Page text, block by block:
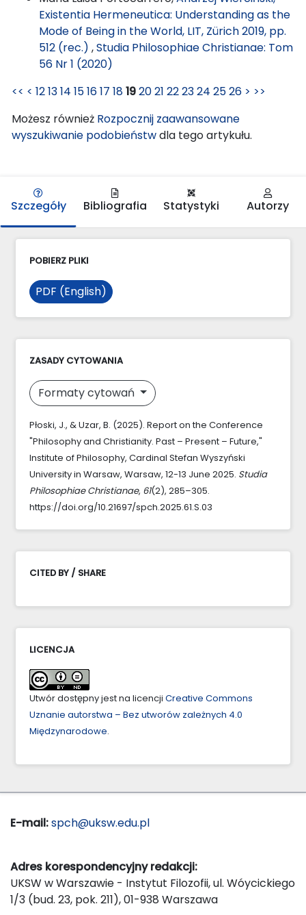
Existentia Hermeneutica: Understanding as the
Mode of Being in the World, LIT, Zürich 2019, pp.
512 (rec.) ,Studia Philosophiae Christianae: Tom
56 Nr 1 (2020)
<< < 121314 151617 18192021 222324 2526 > >>
Możesz również Rozpocznij zaawansowane
wyszukiwanie podobieństwdla tego artykułu.
Szczegóły Bibliografia Statystyki Autorzy
POBIERZ PLIKI
PDF (English)
ZASADY CYTOWANIA
Formaty cytowań
Płoski, J., & Uzar, B. (2025). Report on the Conference
"Philosophy and Christianity. Past – Present – Future,"
Institute of Philosophy, Cardinal Stefan Wyszyński
University in Warsaw, Warsaw, 12-13 June 2025. Studia
Philosophiae Christianae, 61(2), 285–305.
https://doi.org/10.21697/spch.2025.61.S.03
CITED BY / SHARE
LICENCJA
Utwór dostępny jest na licencji Creative Commons
Uznanie autorstwa – Bez utworów zależnych 4.0
Międzynarodowe.
E-mail:spch@uksw.edu.pl
Adres korespondencyjny redakcji:
UKSW w Warszawie - Instytut Filozofii, ul. Wóycickiego
1/3 (bud. 23, pok. 211), 01-938 Warszawa